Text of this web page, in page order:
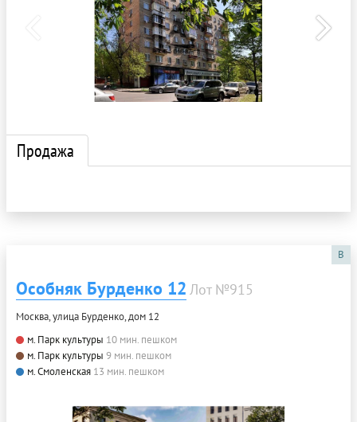
Продажа
B
Особняк Бурденко 12 Лот №915
Москва, улица Бурденко, дом 12
м. Парк культуры 10 мин. пешком
м. Парк культуры 9 мин. пешком
м. Смоленская 13 мин. пешком